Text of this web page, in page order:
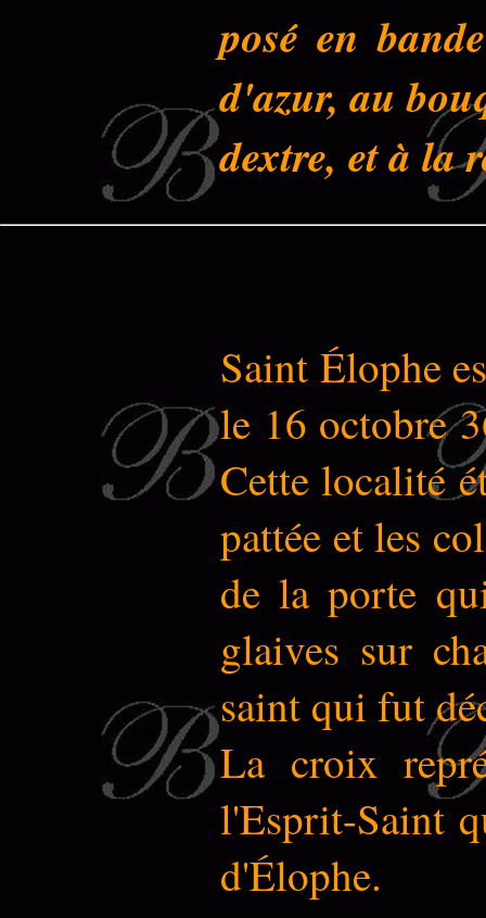
posé en
d'azur, au
dextre, et à la
Saint Élophe
le 16 octobre
Cette localité
pattée et les
de la porte
glaives sur
saint qui fut
La croix
l'Esprit-Saint
d'Élophe.